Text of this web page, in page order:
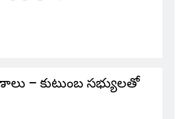
– కుటుంబ సభ్యులతో